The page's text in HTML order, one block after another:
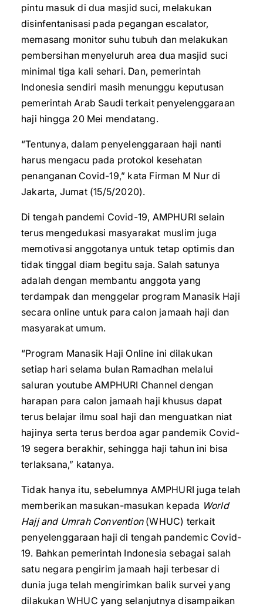
pintu masuk di dua masjid suci, melakukan
disinfentanisasi pada pegangan escalator,
memasang monitor suhu tubuh dan melakukan
pembersihan menyeluruh area dua masjid suci
minimal tiga kali sehari. Dan, pemerintah
Indonesia sendiri masih menunggu keputusan
pemerintah Arab Saudi terkait penyelenggaraan
haji hingga 20 Mei mendatang.
“Tentunya, dalam penyelenggaraan haji nanti
harus mengacu pada protokol kesehatan
penanganan Covid-19,” kata Firman M Nur di
Jakarta, Jumat (15/5/2020).
Di tengah pandemi Covid-19, AMPHURI selain
terus mengedukasi masyarakat muslim juga
memotivasi anggotanya untuk tetap optimis dan
tidak tinggal diam begitu saja. Salah satunya
adalah dengan membantu anggota yang
terdampak dan menggelar program Manasik Haji
secara online untuk para calon jamaah haji dan
masyarakat umum.
“Program Manasik Haji Online ini dilakukan
setiap hari selama bulan Ramadhan melalui
saluran youtube AMPHURI Channel dengan
harapan para calon jamaah haji khusus dapat
terus belajar ilmu soal haji dan menguatkan niat
hajinya serta terus berdoa agar pandemik Covid-
19 segera berakhir, sehingga haji tahun ini bisa
terlaksana,” katanya.
Tidak hanya itu, sebelumnya AMPHURI juga telah
memberikan masukan-masukan kepada World
Hajj and Umrah Convention (WHUC) terkait
penyelenggaraan haji di tengah pandemic Covid-
19. Bahkan pemerintah Indonesia sebagai salah
satu negara pengirim jamaah haji terbesar di
dunia juga telah mengirimkan balik survei yang
dilakukan WHUC yang selanjutnya disampaikan